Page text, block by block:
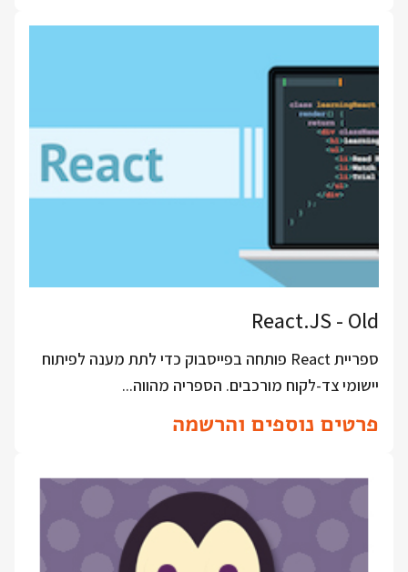
React.JS - Old
ספריית React פותחה בפייסבוק כדי לתת מענה לפיתוח
יישומי צד-לקוח מורכבים. הספריה מהווה...
פרטים נוספים והרשמה